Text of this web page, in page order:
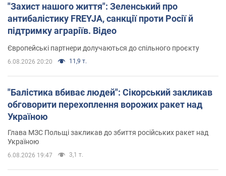
"Захист нашого життя": Зеленський про
антибалістику FREYJA, санкції проти Росії й
підтримку аграріїв. Відео
Європейські партнери долучаються до спільного проєкту
6.08.2026 20:20 11,9 т.
"Балістика вбиває людей": Сікорський закликав
обговорити перехоплення ворожих ракет над
Україною
Глава МЗС Польщі закликав до збиття російських ракет над
Україною
6.08.2026 19:47 3,1 т.